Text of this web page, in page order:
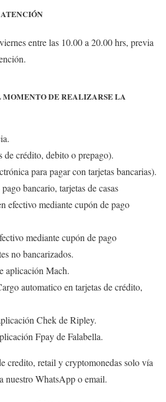
entre las 10.00 a 20.00 hrs, previa
MOMENTO DE REALIZARSE LA
de crédito, debito o prepago).
para pagar con tarjetas bancarias).
bancario, tarjetas de casas
efectivo mediante cupón de pago
mediante cupón de pago
no bancarizados.
aplicación Mach.
automatico en tarjetas de crédito,
Chek de Ripley.
Fpay de Falabella.
credito, retail y cryptomonedassolo vía
nuestro WhatsApp o email.